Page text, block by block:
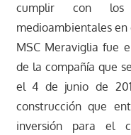
cumplir con los
medioambientales en
MSC Meraviglia fue
de la compañía que
el 4 de junio de
construcción que
inversión para el